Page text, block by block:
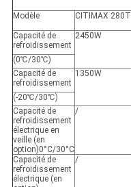
Modèle CITIMAX 280T
Capacité de
refroidissement
2450W
(0℃/30℃)
Capacité de
refroidissement
1350W
(-20℃/30℃)
Capacité de
refroidissement
électrique en
veille (en
option)0°C/30°C
/
Capacité de
refroidissement
électrique (en
/